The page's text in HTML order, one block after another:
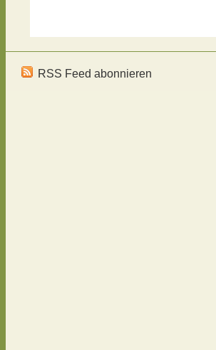
Schösserhas
RSS Feed abonnieren